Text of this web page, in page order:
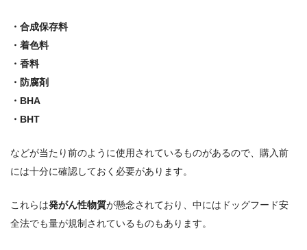
・合成保存料
・着色料
・香料
・防腐剤
・BHA
・BHT
などが当たり前のように使用されているものがあるので、購入前
には十分に確認しておく必要があります。
これらは発がん性物質が懸念されており、中にはドッグフード安
全法でも量が規制されているものもあります。